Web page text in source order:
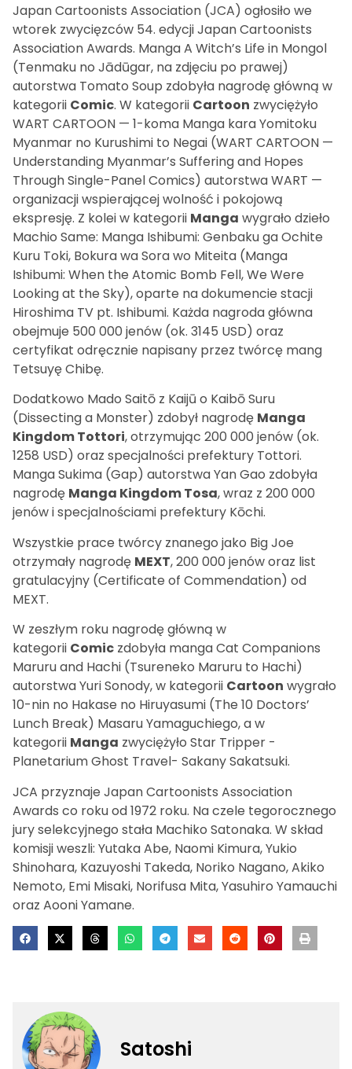
Japan Cartoonists Association (JCA) ogłosiło we
wtorek zwycięzców 54. edycji Japan Cartoonists
Association Awards. Manga A Witch’s Life in Mongol
(Tenmaku no Jādūgar, na zdjęciu po prawej)
autorstwa Tomato Soup zdobyła nagrodę główną w
kategorii Comic. W kategorii Cartoon zwyciężyło
WART CARTOON — 1-koma Manga kara Yomitoku
Myanmar no Kurushimi to Negai (WART CARTOON —
Understanding Myanmar’s Suffering and Hopes
Through Single-Panel Comics) autorstwa WART —
organizacji wspierającej wolność i pokojową
ekspresję. Z kolei w kategorii Manga wygrało dzieło
Machio Same: Manga Ishibumi: Genbaku ga Ochite
Kuru Toki, Bokura wa Sora wo Miteita (Manga
Ishibumi: When the Atomic Bomb Fell, We Were
Looking at the Sky), oparte na dokumencie stacji
Hiroshima TV pt. Ishibumi. Każda nagroda główna
obejmuje 500 000 jenów (ok. 3145 USD) oraz
certyfikat odręcznie napisany przez twórcę mang
Tetsuyę Chibę.
Dodatkowo Mado Saitō z Kaijū o Kaibō Suru
(Dissecting a Monster) zdobył nagrodę Manga
Kingdom Tottori, otrzymując 200 000 jenów (ok.
1258 USD) oraz specjalności prefektury Tottori.
Manga Sukima (Gap) autorstwa Yan Gao zdobyła
nagrodę Manga Kingdom Tosa, wraz z 200 000
jenów i specjalnościami prefektury Kōchi.
Wszystkie prace twórcy znanego jako Big Joe
otrzymały nagrodę MEXT, 200 000 jenów oraz list
gratulacyjny (Certificate of Commendation) od
MEXT.
W zeszłym roku nagrodę główną w
kategorii Comic zdobyła manga Cat Companions
Maruru and Hachi (Tsureneko Maruru to Hachi)
autorstwa Yuri Sonody, w kategorii Cartoon wygrało
10-nin no Hakase no Hiruyasumi (The 10 Doctors’
Lunch Break) Masaru Yamaguchiego, a w
kategorii Manga zwyciężyło Star Tripper -
Planetarium Ghost Travel- Sakany Sakatsuki.
JCA przyznaje Japan Cartoonists Association
Awards co roku od 1972 roku. Na czele tegorocznego
jury selekcyjnego stała Machiko Satonaka. W skład
komisji weszli: Yutaka Abe, Naomi Kimura, Yukio
Shinohara, Kazuyoshi Takeda, Noriko Nagano, Akiko
Nemoto, Emi Misaki, Norifusa Mita, Yasuhiro Yamauchi
oraz Aooni Yamane.
Satoshi